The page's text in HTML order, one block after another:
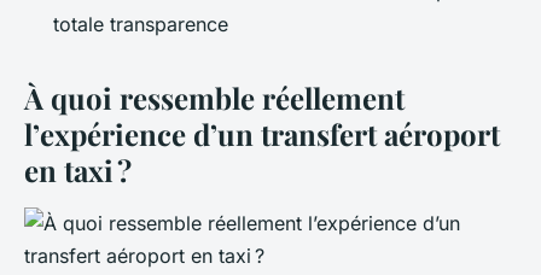
totale transparence
À quoi ressemble réellement
l’expérience d’un transfert aéroport
en taxi ?